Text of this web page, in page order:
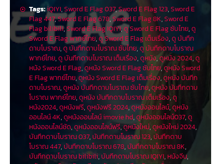
Tags:iQIYI,Sword E Flag 037,Sword E Flag 123,Sword E
Flag 447,Sword E Flag 678,Sword E Flag 8K,Sword E
Flag bilibili,Sword E Flag IQIYI,ดู Sword E Flag ซับไทย,ดู
Sword E Flag พากย์ไทย,ดู Sword E Flag เต็มเรื่อง,ดู บันทึก
ดาบโบราณ,ดู บันทึกดาบโบราณ ซับไทย,ดู บันทึกดาบโบราณ
พากย์ไทย,ดู บันทึกดาบโบราณ เต็มเรื่อง,ดูหนัง,ดูหนัง 2024,ดู
หนัง Sword E Flag,ดูหนัง Sword E Flag ซับไทย,ดูหนัง Sword
E Flag พากย์ไทย,ดูหนัง Sword E Flag เต็มเรื่อง,ดูหนัง บันทึก
ดาบโบราณ,ดูหนัง บันทึกดาบโบราณ ซับไทย,ดูหนัง บันทึกดาบ
โบราณ พากย์ไทย,ดูหนัง บันทึกดาบโบราณ เต็มเรื่อง,ดู
หนัง2024,ดูหนังฟรี,ดูหนังฟรี 2024,ดูหนังออนไลน์,ดูหนัง
ออนไลน์ 4K,ดูหนังออนไลน์ imovie hd,ดูหนังออนไลน์037,ดู
หนังออนไลน์ชัด,ดูหนังออนไลน์ฟรี,ดูหนังใหม่,ดูหนังใหม่ 2024,
บันทึกดาบโบราณ 037, บันทึกดาบโบราณ 123, บันทึกดาบ
โบราณ 447, บันทึกดาบโบราณ 678, บันทึกดาบโบราณ 8K,
บันทึกดาบโบราณ bilibili, บันทึกดาบโบราณ IQIYI, หนังจีน,